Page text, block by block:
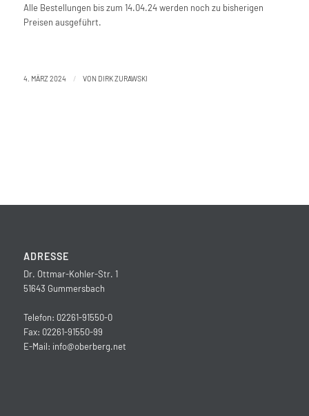
Alle Bestellungen bis zum 14.04.24 werden noch zu bisherigen
Preisen ausgeführt.
4. MÄRZ 2024 / VON DIRK ZURAWSKI
ADRESSE
Dr. Ottmar-Kohler-Str. 1
51643 Gummersbach
Telefon: 02261-91550-0
Fax: 02261-91550-99
E-Mail: info@oberberg.net